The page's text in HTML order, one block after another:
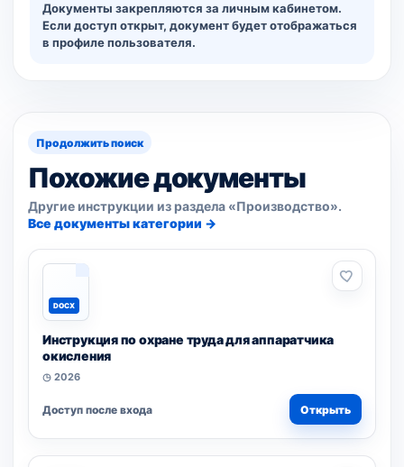
Документы закрепляются за личным кабинетом.
Если доступ открыт, документ будет отображаться
в профиле пользователя.
Продолжить поиск
Похожие документы
Другие инструкции из раздела «Производство».
Все документы категории →
DOCX
Инструкция по охране труда для аппаратчика
окисления
◷ 2026
Доступ после входа Открыть